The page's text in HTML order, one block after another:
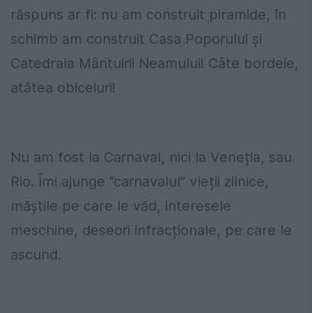
răspuns ar fi: nu am construit piramide, în
schimb am construit Casa Poporului și
Catedrala Mântuirii Neamului! Câte bordeie,
atâtea obiceiuri!
Nu am fost la Carnaval, nici la Veneția, sau
Rio. Îmi ajunge ”carnavalul” vieții zilnice,
măștile pe care le văd, interesele
meschine, deseori infracționale, pe care le
ascund.